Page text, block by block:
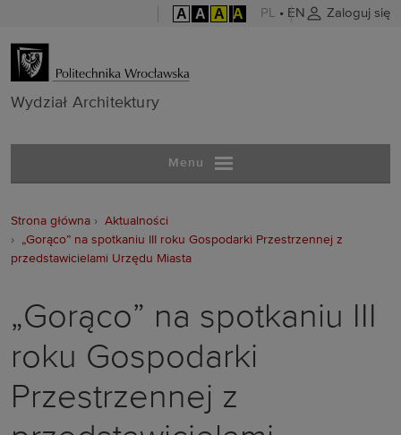
A A A A PL • EN Zaloguj się
Wydział
Wydział Architektury
Menu
Strona główna
Aktualności
„Gorąco” na spotkaniu III roku Gospodarki Przestrzennej z
przedstawicielami Urzędu Miasta
„Gorąco” na spotkaniu III
roku Gospodarki
Przestrzennej z